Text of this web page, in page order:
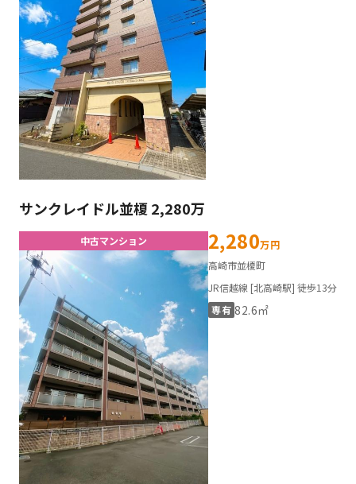
サンクレイドル並榎 2,280万
中古マンション 2,280万円
高崎市並榎町
JR信越線 [北高崎駅] 徒歩13分
専有 82.6㎡